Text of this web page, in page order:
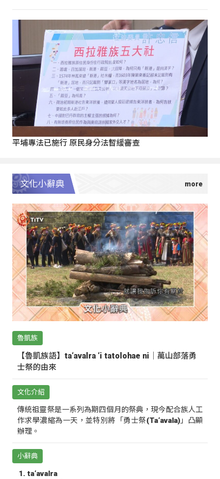
平埔專法已施行 原民身分法暫緩審查
文化小辭典
魯凱族
【魯凱族語】ta‘avalra ‘i tatolohae ni｜萬山部落勇
士祭的由來
文化介紹
傳統祖靈祭是一系列為期四個月的祭典，現今配合族人工
作求學濃縮為一天，並特別將「勇士祭(Ta‘avala)」凸顯
辦理。
小辭典
ta‘avalra